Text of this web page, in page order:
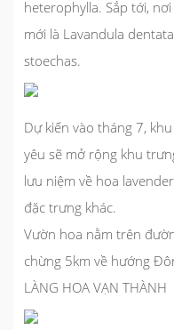
heterophylla. Sắp tới,
mới là Lavandula
stoechas.
Dự kiến vào tháng 7,
yêu sẽ mở rộng khu
lưu niệm về hoa
đặc trưng khác.
Vườn hoa nằm trên
chừng 5km về hướng
LÀNG HOA VẠN THÀNH